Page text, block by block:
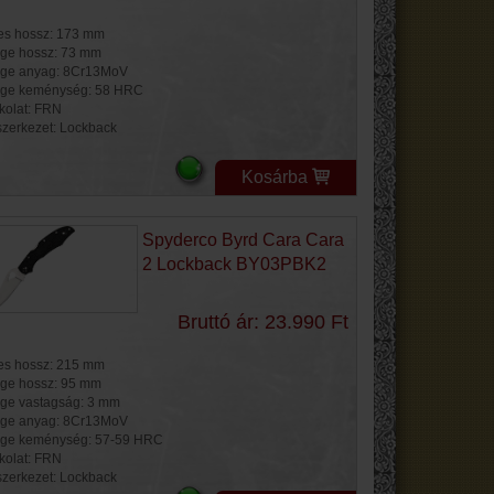
hossz: 173 mm
hossz: 73 mm
anyag: 8Cr13MoV
keménység: 58 HRC
FRN
Lockback
Kosárba
Spyderco Byrd Cara Cara
2 Lockback BY03PBK2
Bruttó ár: 23.990 Ft
hossz: 215 mm
hossz: 95 mm
vastagság: 3 mm
anyag: 8Cr13MoV
keménység: 57-59 HRC
FRN
Lockback